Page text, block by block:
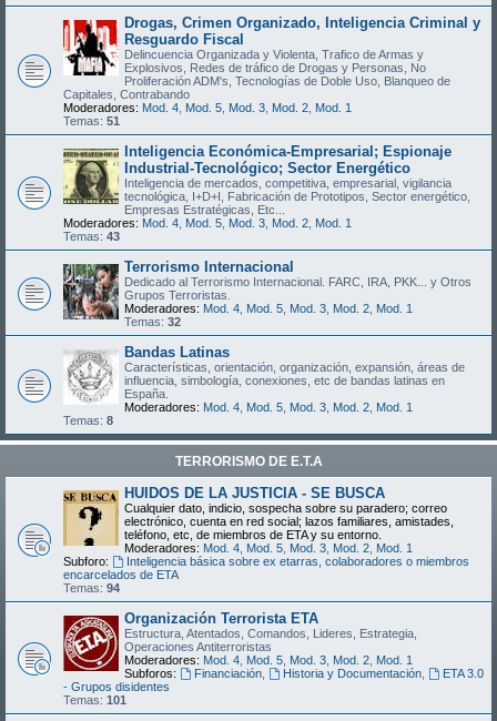
Drogas, Crimen Organizado, Inteligencia Criminal y
Resguardo Fiscal
Delincuencia Organizada y Violenta, Trafico de Armas y
Explosivos, Redes de tráfico de Drogas y Personas, No
Proliferación ADM's, Tecnologías de Doble Uso, Blanqueo de
Capitales, Contrabando
Moderadores: Mod. 4 Mod. 5 Mod. 3 Mod. 2 Mod. 1
Temas: 51
Inteligencia Económica-Empresarial; Espionaje
Industrial-Tecnológico; Sector Energético
Inteligencia de mercados, competitiva, empresarial, vigilancia
tecnológica, I+D+I, Fabricación de Prototipos, Sector energético,
Empresas Estratégicas, Etc...
Moderadores: Mod. 4 Mod. 5 Mod. 3 Mod. 2 Mod. 1
Temas: 43
Terrorismo Internacional
Dedicado al Terrorismo Internacional. FARC, IRA, PKK... y Otros
Grupos Terroristas.
Moderadores: Mod. 4 Mod. 5 Mod. 3 Mod. 2 Mod. 1
Temas: 32
Bandas Latinas
Características, orientación, organización, expansión, áreas de
influencia, simbología, conexiones, etc de bandas latinas en
España.
Moderadores: Mod. 4 Mod. 5 Mod. 3 Mod. 2 Mod. 1
Temas: 8
TERRORISMO DE E.T.A
HUIDOS DE LA JUSTICIA - SE BUSCA
Cualquier dato, indicio, sospecha sobre su paradero; correo
electrónico, cuenta en red social; lazos familiares, amistades,
teléfono, etc, de miembros de ETA y su entorno.
Moderadores: Mod. 4 Mod. 5 Mod. 3 Mod. 2 Mod. 1
Subforo:
Inteligencia básica sobre ex etarras, colaboradores o miembros
encarcelados de ETA
Temas: 94
Organización Terrorista ETA
Estructura, Atentados, Comandos, Lideres, Estrategia,
Operaciones Antiterroristas
Moderadores: Mod. 4 Mod. 5 Mod. 3 Mod. 2 Mod. 1
Subforos:
Financiación, Historia y Documentación,
ETA 3.0
- Grupos disidentes
Temas: 101